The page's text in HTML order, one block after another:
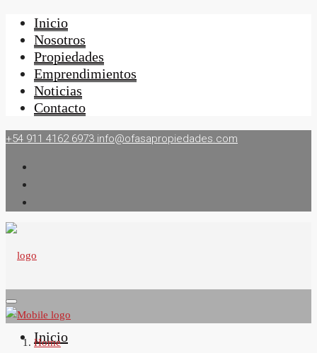
Inicio
Nosotros
Propiedades
Emprendimientos
Noticias
Contacto
+54 911 4162 6973 info@ofasapropiedades.com
Inicio
Home